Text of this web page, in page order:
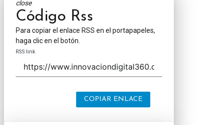
close
Código Rss
Para copiar el enlace RSS en el portapapeles,
haga clic en el botón.
RSS link
COPIAR ENLACE